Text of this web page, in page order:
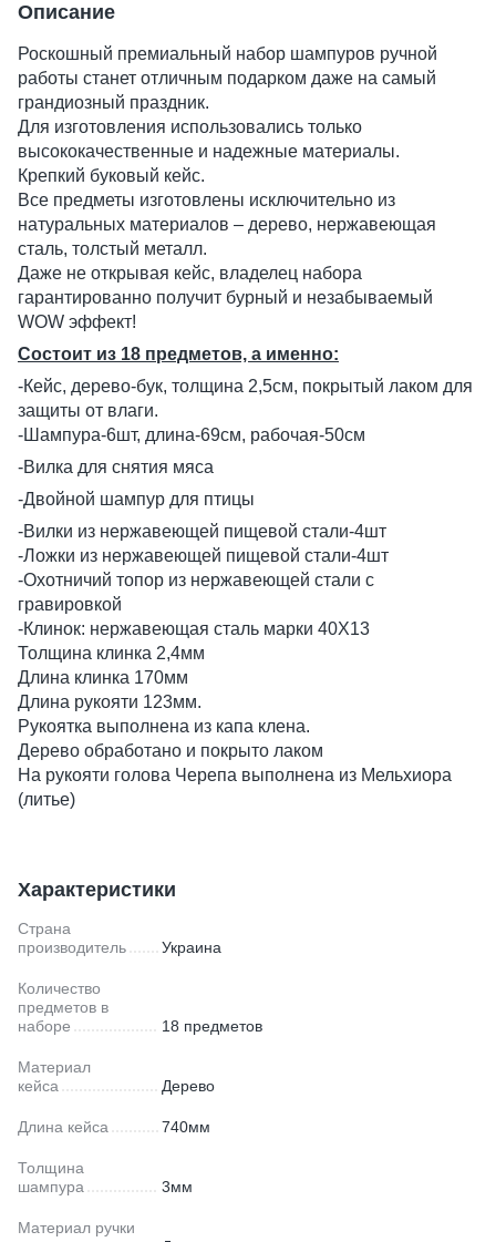
Описание
Роскошный премиальный набор шампуров ручной
работы станет отличным подарком даже на самый
грандиозный праздник.
Для изготовления использовались только
высококачественные и надежные материалы.
Крепкий буковый кейс.
Все предметы изготовлены исключительно из
натуральных материалов – дерево, нержавеющая
сталь, толстый металл.
Даже не открывая кейс, владелец набора
гарантированно получит бурный и незабываемый
WOW эффект!
Состоит из 18 предметов, а именно:
-Кейс, дерево-бук, толщина 2,5см, покрытый лаком для
защиты от влаги.
-Шампура-6шт, длина-69см, рабочая-50см
-Вилка для снятия мяса
-Двойной шампур для птицы
-Вилки из нержавеющей пищевой стали-4шт
-Ложки из нержавеющей пищевой стали-4шт
-Охотничий топор из нержавеющей стали с
гравировкой
-Клинок: нержавеющая сталь марки 40Х13
Толщина клинка 2,4мм
Длина клинка 170мм
Длина рукояти 123мм.
Рукоятка выполнена из капа клена.
Дерево обработано и покрыто лаком
На рукояти голова Черепа выполнена из Мельхиора
(литье)
Характеристики
Страна
производитель
Украина
Количество
предметов в
наборе
18 предметов
Материал
кейса
Дерево
Длина кейса 740мм
Толщина
шампура
3мм
Материал ручки